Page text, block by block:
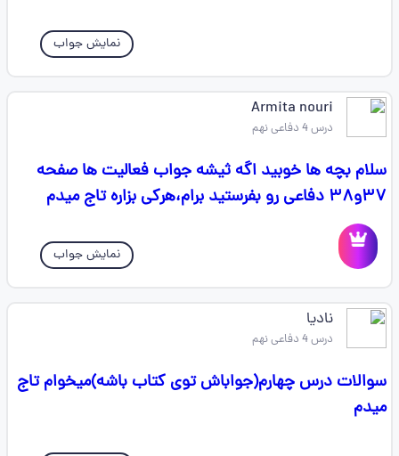
نمایش جواب
Armita nouri
درس 4 دفاعی نهم
سلام بچه ها خوبید اگه ثیشه جواب فعالیت ها صفحه
۳۷و۳۸ دفاعی رو بفرستید برام،هرکی بزاره تاج میدم
نمایش جواب
نادیا
درس 4 دفاعی نهم
سوالات درس چهارم(جواباش توی کتاب باشه)میخوام تاج
میدم